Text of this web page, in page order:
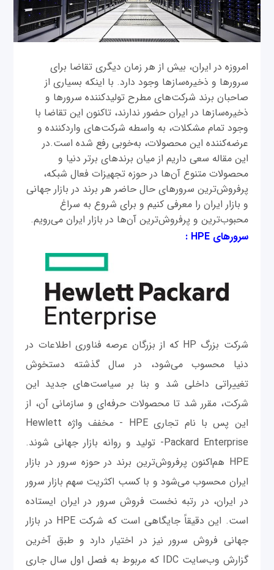
امروزه در ایران، بیش از هر زمان دیگری تقاضا برای
سرورها و ذخیره‌سازها وجود دارد. با اینکه بسیاری از
صاحبان برند شرکت‌های مطرح تولیدکننده سرورها و
ذخیره‌سازها در ایران حضور ندارند، تاکنون این تقاضا با
وجود تمام مشکلات، به واسطه شرکت‌های واردکننده و
عرضه‌کننده این محصولات، به‌خوبی رفع شده است.در
این مقاله سعی داریم از میان برندهای برتر دنیا و
محصولات متنوع آن‌ها در حوزه تجهیزات فعال شبکه،
پرفروش‌ترین سرورهای حال حاضر هر برند در بازار جهانی
و بازار ایران را معرفی کنیم و برای شروع به سراغ
محبوب‌ترین و پرفروش‌ترین آن‌ها در بازار ایران می‌رویم.
سرورهای HPE :
شرکت بزرگ HP که از بزرگان عرصه فناوری اطلاعات در
دنیا محسوب می‌شود، در سال گذشته دستخوش
تغییراتی داخلی شد و بنا بر سیاست‌های جدید این
شرکت، مقرر شد تا محصولات حرفه‌ای و سازمانی آن، از
این پس با نام تجاری HPE - مخفف واژه Hewlett
Packard Enterprise- تولید و روانه بازار جهانی شوند.
HPE هم‌اکنون پرفروش‌ترین برند در حوزه سرور در بازار
ایران محسوب می‌شود و با کسب اکثریت سهم بازار سرور
در ایران، در رتبه نخست فروش سرور در ایران ایستاده
است. این دقیقاً جایگاهی است که شرکت HPE در بازار
جهانی فروش سرور نیز در اختیار دارد و طبق آخرین
گزارش وب‌سایت IDC که مربوط به فصل اول سال جاری